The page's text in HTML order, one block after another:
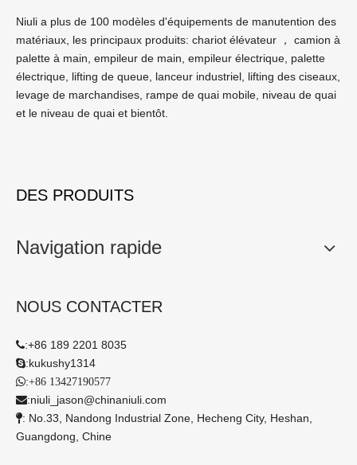
Niuli a plus de 100 modèles d'équipements de manutention des
matériaux, les principaux produits: chariot élévateur ， camion à
palette à main, empileur de main, empileur électrique, palette
électrique, lifting de queue, lanceur industriel, lifting des ciseaux,
levage de marchandises, rampe de quai mobile, niveau de quai
et le niveau de quai et bientôt.
DES PRODUITS
Navigation rapide
NOUS CONTACTER
:+86 189 2201 8035
:kukushy1314
:+86 13427190577
:niuli_jason@chinaniuli.com
: No.33, Nandong Industrial Zone, Hecheng City, Heshan,
Guangdong, Chine